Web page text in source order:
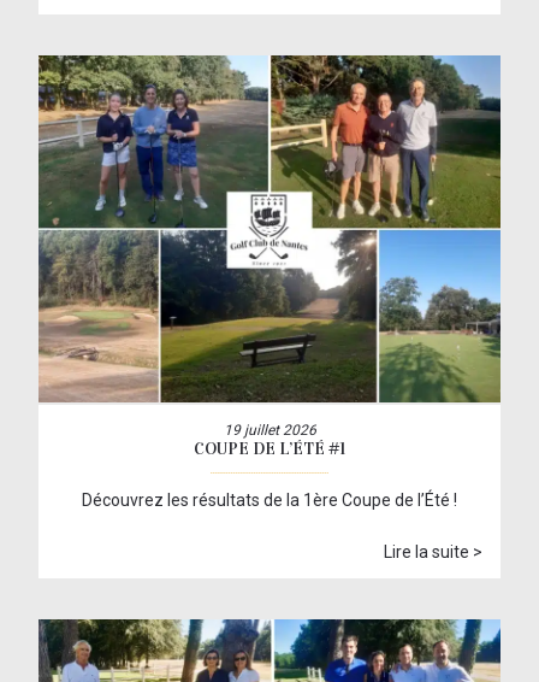
19 juillet 2026
COUPE DE L’ÉTÉ #1
Découvrez les résultats de la 1ère Coupe de l’Été !
Lire la suite >